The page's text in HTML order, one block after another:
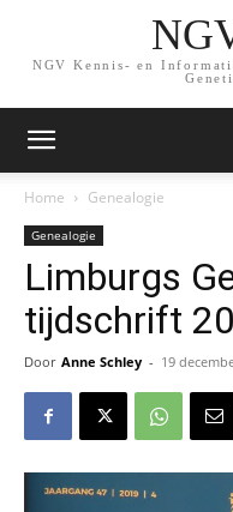
NGV Kennis- en
Home Genealogie
Genealogie
Limburgs
tijdschrift
Door Anne Schley - 19